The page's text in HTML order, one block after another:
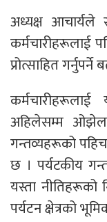
अध्यक्ष आचार्यले
कर्मचारीहरूलाई
प्रोत्साहित गर्नुपर्ने
अहिलेसम्म
गन्तव्यहरूको
छ । पर्यटकीय
यस्ता नीतिहरूको
पर्यटन क्षेत्रको